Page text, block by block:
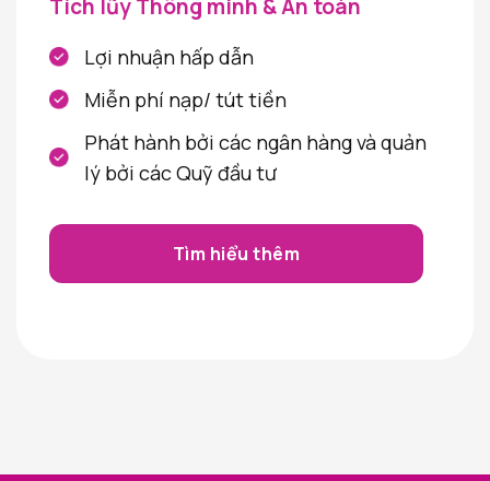
Tích lũy Thông minh & An toàn
Lợi nhuận hấp dẫn
Miễn phí nạp/ tút tiền
Phát hành bởi các ngân hàng và quản
lý bởi các Quỹ đầu tư
Tìm hiểu thêm